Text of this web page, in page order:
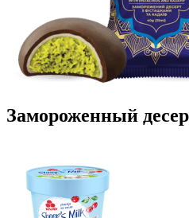
Замороженный